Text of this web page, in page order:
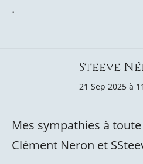
.
Steeve
21 Sep 2025 à
Mes sympathies à
Clément Neron et